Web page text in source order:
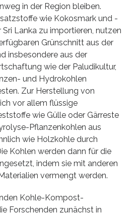
in der Region bleiben.
wie Kokosmark und -
Lanka zu importieren, nutzen
Grünschnitt aus der
insbesondere aus der
wie der Paludikultur,
und Hydrokohlen
Zur Herstellung von
vor allem flüssige
wie Gülle oder Gärreste
Pflanzenkohlen aus
wie Holzkohle durch
Kohlen werden dann für die
indem sie mit anderen
vermengt werden.
Kohle-Kompost-
Forschenden zunächst in